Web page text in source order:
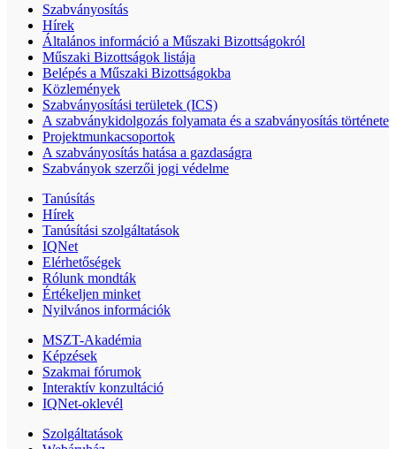
Szabványosítás
Hírek
Általános információ a Műszaki Bizottságokról
Műszaki Bizottságok listája
Belépés a Műszaki Bizottságokba
Közlemények
Szabványosítási területek (ICS)
A szabványkidolgozás folyamata és a szabványosítás története
Projektmunkacsoportok
A szabványosítás hatása a gazdaságra
Szabványok szerzői jogi védelme
Tanúsítás
Hírek
Tanúsítási szolgáltatások
IQNet
Elérhetőségek
Rólunk mondták
Értékeljen minket
Nyilvános információk
MSZT-Akadémia
Képzések
Szakmai fórumok
Interaktív konzultáció
IQNet-oklevél
Szolgáltatások